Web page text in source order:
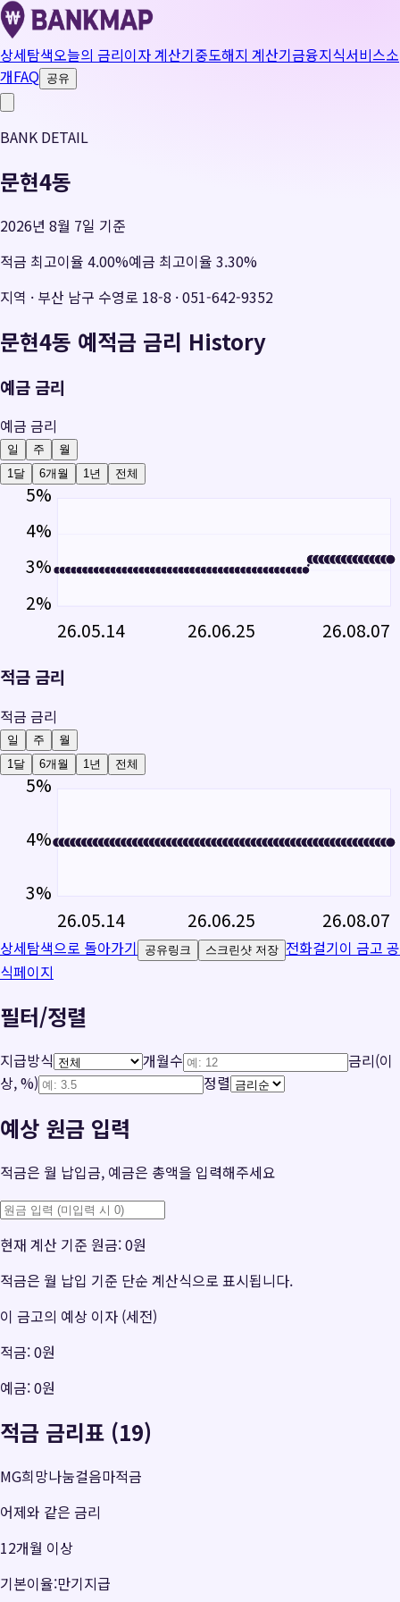
상세탐색오늘의 금리이자 계산기중도해지 계산기금융지식서비스소
개FAQ 공유
BANK DETAIL
문현4동
2026년 8월 7일 기준
적금 최고이율 4.00%예금 최고이율 3.30%
지역 · 부산 남구 수영로 18-8 ·051-642-9352
문현4동 예적금 금리 History
예금 금리
예금 금리
일 주
월
1달
6개월 1년 전체
5%
4%
3%
2%
26.05.14
26.06.25 26.08.07
적금 금리
적금 금리
일 주
월
1달
6개월 1년 전체
5%
4%
3%
26.05.14 26.06.25 26.08.07
상세탐색으로 돌아가기 공유링크 스크린샷 저장 전화걸기이 금고 공
식페이지
필터/정렬
지급방식 개월수
금리(이
상, %)
정렬
예상 원금 입력
적금은 월 납입금, 예금은 총액을 입력해주세요
현재 계산 기준 원금:0원
적금은 월 납입 기준 단순 계산식으로 표시됩니다.
이 금고의 예상 이자 (세전)
적금:0원
예금:0원
적금 금리표 (19)
MG희망나눔걸음마적금
어제와 같은 금리
12개월 이상
기본이율:만기지급